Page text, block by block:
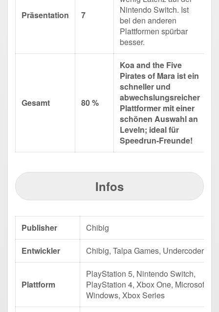
Präsentation 7
Nintendo Switch. Ist
bei den anderen
Plattformen spürbar
besser.
Gesamt 80 %
Koa and the Five
Pirates of Mara ist ein
schneller und
abwechslungsreicher
Plattformer mit einer
schönen Auswahl an
Leveln; ideal für
Speedrun-Freunde!
Infos
Publisher Chibig
Entwickler Chibig, Talpa Games, Undercoders
Plattform
PlayStation 5, Nintendo Switch,
PlayStation 4, Xbox One, Microsoft
Windows, Xbox Series